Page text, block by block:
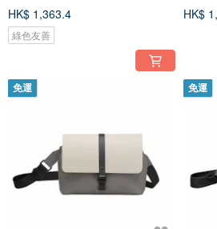
HK$ 1,363.4
綠色友善
HK$
免運 免運